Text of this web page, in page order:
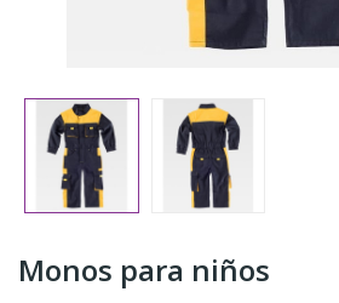
Monos para niños